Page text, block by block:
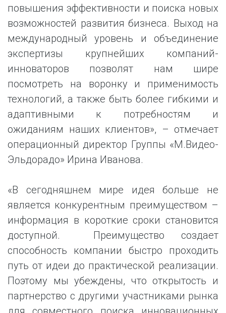
повышения эффективности и поиска новых
возможностей развития бизнеса. Выход на
международный уровень и объединение
экспертизы крупнейших компаний-
инноваторов позволят нам шире
посмотреть на воронку и применимость
технологий, а также быть более гибкими и
адаптивными к потребностям и
ожиданиям наших клиентов», – отмечает
операционный директор Группы «М.Видео-
Эльдорадо» Ирина Иванова.
«В сегодняшнем мире идея больше не
является конкурентным преимуществом –
информация в короткие сроки становится
доступной. Преимущество создает
способность компании быстро проходить
путь от идеи до практической реализации.
Поэтому мы убеждены, что открытость и
партнерство с другими участниками рынка